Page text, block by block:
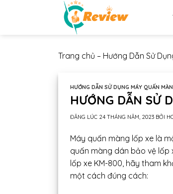
Trang chủ – Hướng Dẫn Sử
HƯỚNG DẪN SỬ DỤNG MÁY QUẤN
HƯỚNG DẪN SỬ
ĐĂNG LÚC 24 THÁNG NĂM, 2023 BỞI
Máy quấn màng lốp xe là
quấn màng dán bảo vệ lốp
lốp xe KM-800, hãy tham
một cách đúng cách: